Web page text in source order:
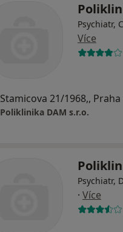
Psychiatr,
Více
Stamicova 21/1968,, Praha
Poliklinika DAM s.r.o.
Psychiatr,
· Více